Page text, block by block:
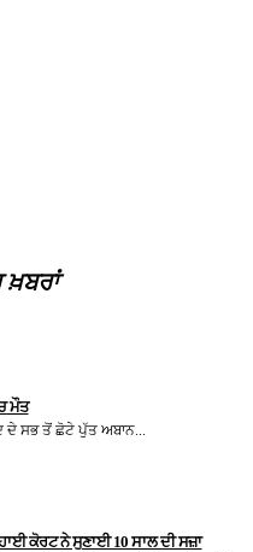
ਮੌਤ
ਦੇ ਸਭ ਤੋਂ ਛੋਟੇ ਪੁੱਤ ਅਬਾਨ...
ਕੋਰਟ ਨੇ ਸੁਣਾਈ 10 ਸਾਲ ਦੀ ਸਜ਼ਾ